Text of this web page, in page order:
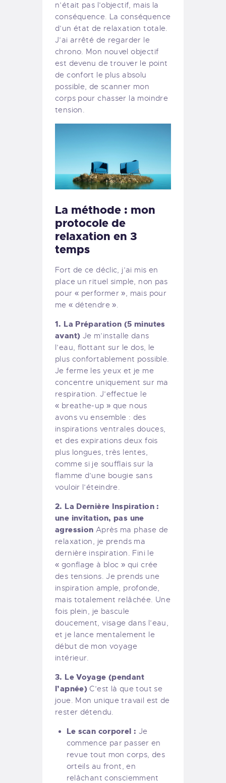
n’était pas l’objectif, mais la
conséquence. La conséquence
d’un état de relaxation totale.
J’ai arrêté de regarder le
chrono. Mon nouvel objectif
est devenu de trouver le point
de confort le plus absolu
possible, de scanner mon
corps pour chasser la moindre
tension.
La méthode : mon
protocole de
relaxation en 3
temps
Fort de ce déclic, j’ai mis en
place un rituel simple, non pas
pour « performer », mais pour
me « détendre ».
1. La Préparation (5 minutes
avant) Je m’installe dans
l’eau, flottant sur le dos, le
plus confortablement possible.
Je ferme les yeux et je me
concentre uniquement sur ma
respiration. J’effectue le
« breathe-up » que nous
avons vu ensemble : des
inspirations ventrales douces,
et des expirations deux fois
plus longues, très lentes,
comme si je soufflais sur la
flamme d’une bougie sans
vouloir l’éteindre.
2. La Dernière Inspiration :
une invitation, pas une
agression Après ma phase de
relaxation, je prends ma
dernière inspiration. Fini le
« gonflage à bloc » qui crée
des tensions. Je prends une
inspiration ample, profonde,
mais totalement relâchée. Une
fois plein, je bascule
doucement, visage dans l’eau,
et je lance mentalement le
début de mon voyage
intérieur.
3. Le Voyage (pendant
l’apnée) C’est là que tout se
joue. Mon unique travail est de
rester détendu.
Le scan corporel : Je
commence par passer en
revue tout mon corps, des
orteils au front, en
relâchant consciemment